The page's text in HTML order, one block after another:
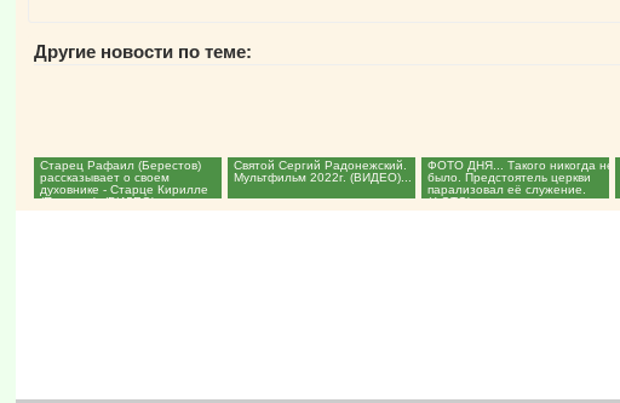
Другие новости по теме:
Старец Рафаил (Берестов)
рассказывает о своем
духовнике - Старце Кирилле
(Павлове). (ВИДЕО)...
Святой Сергий Радонежский.
Мультфильм 2022г. (ВИДЕО)...
ФОТО ДНЯ... Такого никогда не
было. Предстоятель церкви
парализовал её служение.
(ФОТО)...